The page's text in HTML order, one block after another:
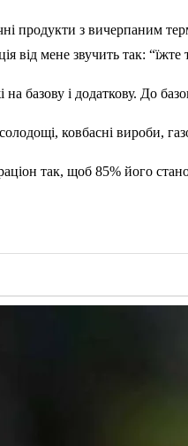
продукти з вичерпаним
від мене звучить так: “їжте
базову і додаткову. До
ковбасні вироби,
так, щоб 85% його